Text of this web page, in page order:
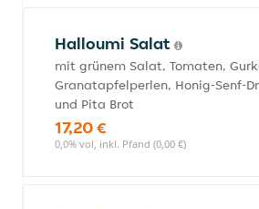
Halloumi Salat
mit grünem Salat, Tomaten,
Granatapfelperlen, Honig-Senf-
und Pita Brot
17,20 €
0,0% vol, inkl. Pfand (0,00 €)